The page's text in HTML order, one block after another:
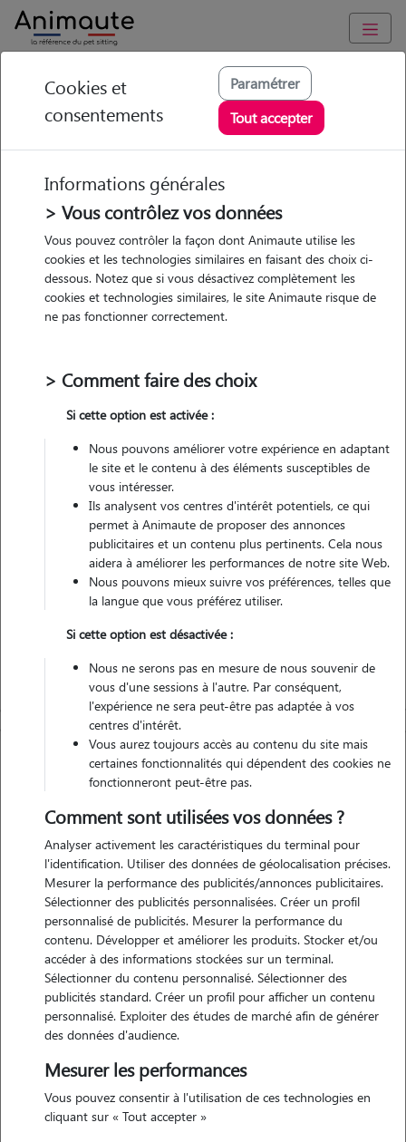
Animaute Occitanie Montpellier
Chloé - Petsitter à
MONTPELLIER
• 19 ans
Garde
chez le Pet Sitter
Promenades
Véhiculé
Contacter
L'envoi d'une demande est sans engagement
Motivation
je ne prends que les cochons d'inde ou lapin je souhaite garder des
animaux car j'aime beaucoup leur compagnie et j'apprécie de pouvoir
m'occuper d'eux avec attention et douceur. Être pet sitter me
permettrait de rendre service aux propriétaires tout en assurant le
bien-être, la sécurité et le confort des animaux. j'ai l'habitude d'être
responsable et attentive, et je prends toujours le temps de
comprendre les besoins de chaque animal afin de leur offrir un
environnement rassurant et agréable. je souhaiterai un jour réaliser
mon rêve d'ouvrir une ferme pédagogique
Cookies et
consentements
Paramétrer
Tout accepter
Informations générales
> Vous contrôlez vos données
Vous pouvez contrôler la façon dont Animaute utilise les
cookies et les technologies similaires en faisant des choix ci-
dessous. Notez que si vous désactivez complètement les
cookies et technologies similaires, le site Animaute risque de
ne pas fonctionner correctement.
> Comment faire des choix
Si cette option est activée :
Nous pouvons améliorer votre expérience en adaptant
le site et le contenu à des éléments susceptibles de
vous intéresser.
Ils analysent vos centres d'intérêt potentiels, ce qui
permet à Animaute de proposer des annonces
publicitaires et un contenu plus pertinents. Cela nous
aidera à améliorer les performances de notre site Web.
Nous pouvons mieux suivre vos préférences, telles que
la langue que vous préférez utiliser.
Si cette option est désactivée :
Nous ne serons pas en mesure de nous souvenir de
vous d'une sessions à l'autre. Par conséquent,
l'expérience ne sera peut-être pas adaptée à vos
centres d'intérêt.
Vous aurez toujours accès au contenu du site mais
certaines fonctionnalités qui dépendent des cookies ne
fonctionneront peut-être pas.
Comment sont utilisées vos données ?
Analyser activement les caractéristiques du terminal pour
l'identification. Utiliser des données de géolocalisation précises.
Mesurer la performance des publicités/annonces publicitaires.
Sélectionner des publicités personnalisées. Créer un profil
personnalisé de publicités. Mesurer la performance du
contenu. Développer et améliorer les produits. Stocker et/ou
accéder à des informations stockées sur un terminal.
Sélectionner du contenu personnalisé. Sélectionner des
publicités standard. Créer un profil pour afficher un contenu
personnalisé. Exploiter des études de marché afin de générer
des données d'audience.
Mesurer les performances
Vous pouvez consentir à l'utilisation de ces technologies en
cliquant sur « Tout accepter »